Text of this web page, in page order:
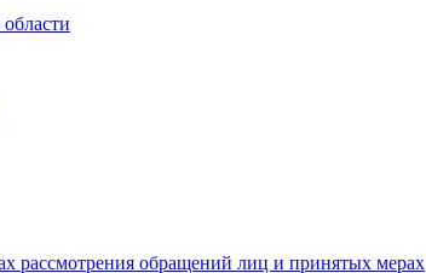
рассмотрения обращений лиц и принятых мерах